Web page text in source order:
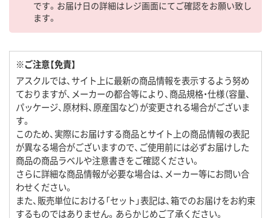
です。お届け日の詳細はレジ画面にてご確認をお願い致し
ます。
※ご注意【免責】
アスクルでは、サイト上に最新の商品情報を表示するよう努め
ておりますが、メーカーの都合等により、商品規格・仕様（容量、
パッケージ、原材料、原産国など）が変更される場合がございま
す。
このため、実際にお届けする商品とサイト上の商品情報の表記
が異なる場合がございますので、ご使用前には必ずお届けした
商品の商品ラベルや注意書きをご確認ください。
さらに詳細な商品情報が必要な場合は、メーカー等にお問い合
わせください。
また、販売単位における「セット」表記は、箱でのお届けをお約束
するものではありません。あらかじめご了承ください。